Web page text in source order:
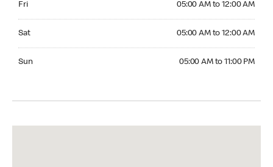
Fri 05:00 AM to 12:00 AM
Sat 05:00 AM to 12:00 AM
Sun 05:00 AM to 11:00 PM